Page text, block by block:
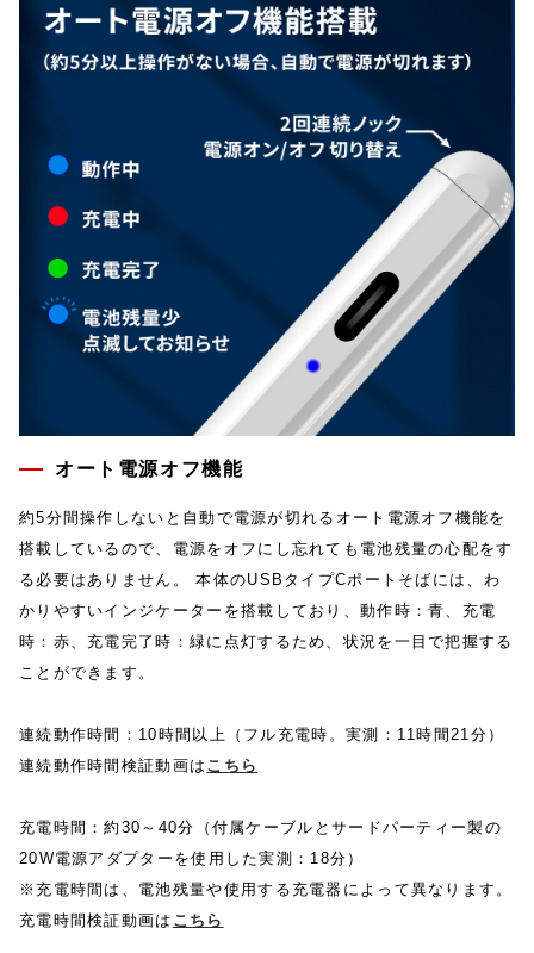
オート電源オフ機能
約5分間操作しないと自動で電源が切れるオート電源オフ機能を
搭載しているので、電源をオフにし忘れても電池残量の心配をす
る必要はありません。 本体のUSBタイプCポートそばには、わ
かりやすいインジケーターを搭載しており、動作時：青、充電
時：赤、充電完了時：緑に点灯するため、状況を一目で把握する
ことができます。
連続動作時間：10時間以上（フル充電時。実測：11時間21分）
連続動作時間検証動画は こちら
充電時間：約30～40分（付属ケーブルとサードパーティー製の
20W電源アダプターを使用した実測：18分）
※充電時間は、電池残量や使用する充電器によって異なります。
充電時間検証動画は こちら